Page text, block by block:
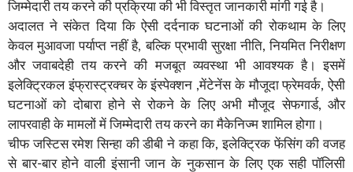
जिम्मेदारी तय करने की प्रक्रिया की भी विस्तृत जानकारी मांगी गई है।
अदालत ने संकेत दिया कि ऐसी दर्दनाक घटनाओं की रोकथाम के लिए
केवल मुआवजा पर्याप्त नहीं है, बल्कि प्रभावी सुरक्षा नीति, नियमित निरीक्षण
और जवाबदेही तय करने की मजबूत व्यवस्था भी आवश्यक है। इसमें
इलेक्ट्रिकल इंफ्रास्ट्रक्चर के इंस्पेक्शन ,मेंटेनेंस के मौजूदा फ्रेमवर्क, ऐसी
घटनाओं को दोबारा होने से रोकने के लिए अभी मौजूद सेफगार्ड, और
लापरवाही के मामलों में जिम्मेदारी तय करने का मैकेनिज्म शामिल होगा।
चीफ जस्टिस रमेश सिन्हा की डीबी ने कहा कि, इलेक्ट्रिक फेंसिंग की वजह
से बार-बार होने वाली इंसानी जान के नुकसान के लिए एक सही पॉलिसी